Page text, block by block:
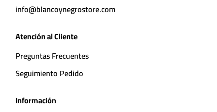
info@blancoynegrostore.com
Atención al Cliente
Preguntas Frecuentes
Seguimiento Pedido
Información